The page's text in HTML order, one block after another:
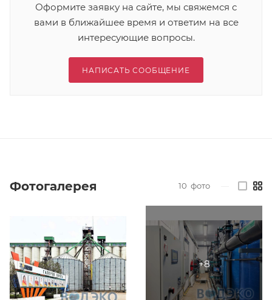
Оформите заявку на сайте, мы свяжемся с
вами в ближайшее время и ответим на все
интересующие вопросы.
НАПИСАТЬ СООБЩЕНИЕ
Фотогалерея 10 фото